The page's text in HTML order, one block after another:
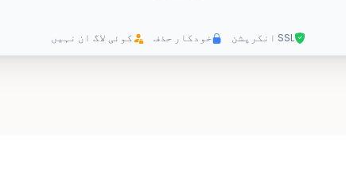
SSL انکرپشن خودکار حذف کوئی لاگ ان نہیں